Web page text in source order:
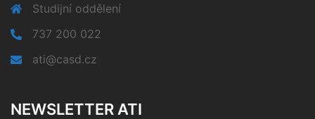
Studijní oddělení
737 200 022
ati@casd.cz
NEWSLETTER ATI